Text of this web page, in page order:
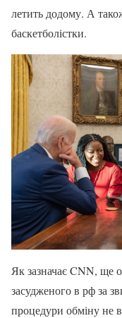
летить додому. А
баскетболістки.
Як зазначає CNN, ще
засудженого в рф за
процедури обміну не